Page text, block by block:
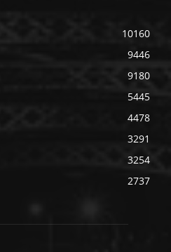
10160
9446
9180
5445
4478
3291
3254
2737